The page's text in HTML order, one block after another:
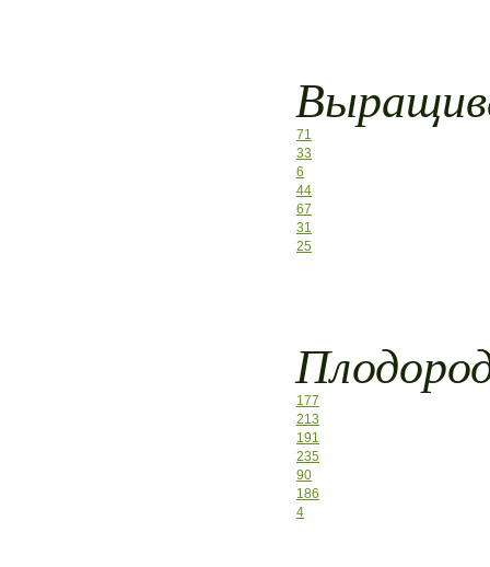
71
33
6
44
67
31
25
177
213
191
235
90
186
4